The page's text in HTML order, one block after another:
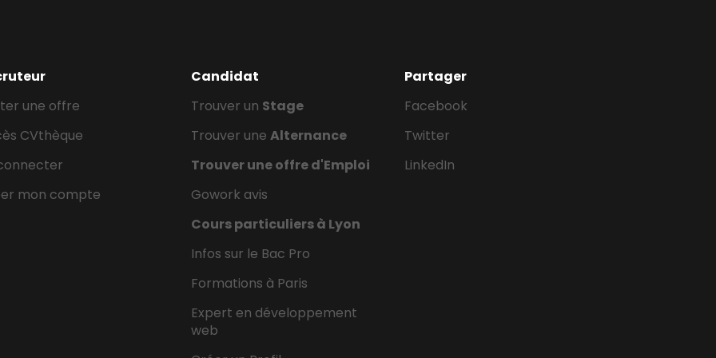
une offre
CVthèque
mon compte
Candidat
Trouver un Stage
Trouver une Alternance
Trouver une offre d'Emploi
Gowork avis
Cours particuliers à Lyon
Infos sur le Bac Pro
Formations à Paris
Expert en développement
web
Partager
Facebook
Twitter
LinkedIn